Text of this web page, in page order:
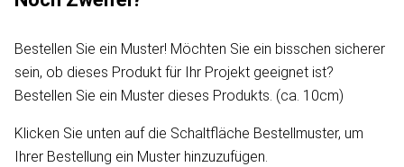
Bestellen Sie ein Muster! Möchten Sie ein bisschen sicherer
sein, ob dieses Produkt für Ihr Projekt geeignet ist?
Bestellen Sie ein Muster dieses Produkts. (ca. 10cm)
Klicken Sie unten auf die Schaltfläche Bestellmuster, um
Ihrer Bestellung ein Muster hinzuzufügen.